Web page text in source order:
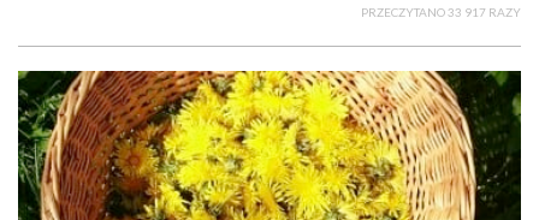
PRZECZYTANO 33 917 RAZY